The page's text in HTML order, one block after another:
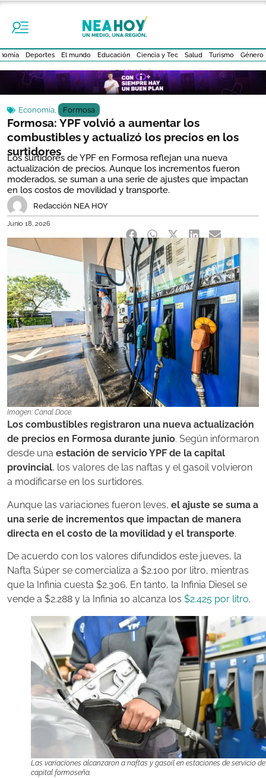
Deportes El mundo Educación Ciencia y Tec Salud Turismo Género
- Publicidad -
Economía, Formosa
Formosa: YPF volvió a aumentar los
combustibles y actualizó los precios en los
surtidores
Los surtidores de YPF en Formosa reflejan una nueva
actualización de precios. Aunque los incrementos fueron
moderados, se suman a una serie de ajustes que impactan
en los costos de movilidad y transporte.
Redacción NEA HOY
Junio 18, 2026
Imagen: Canal Doce.
Los combustibles registraron una nueva actualización
de precios en Formosa durante junio. Según informaron
desde una estación de servicio YPF de la capital
provincial, los valores de las naftas y el gasoil volvieron
a modificarse en los surtidores.
Aunque las variaciones fueron leves, el ajuste se suma a
una serie de incrementos que impactan de manera
directa en el costo de la movilidad y el transporte.
De acuerdo con los valores difundidos este jueves, la
Nafta Súper se comercializa a $2.100 por litro, mientras
que la Infinia cuesta $2.306. En tanto, la Infinia Diesel se
vende a $2.288 y la Infinia 10 alcanza los $2.425 por litro.
Las variaciones alcanzaron a naftas y gasoil en estaciones de servicio
capital formoseña.